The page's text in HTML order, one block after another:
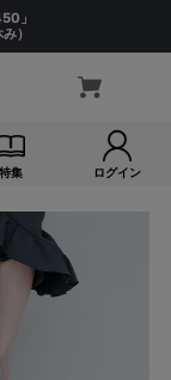
」
）
特集 ログイン